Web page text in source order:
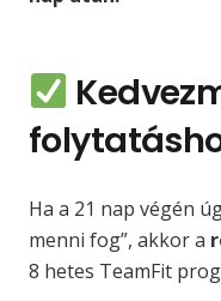
Ha a 21 nap végén
menni fog”, akkor a
8 hetes TeamFit